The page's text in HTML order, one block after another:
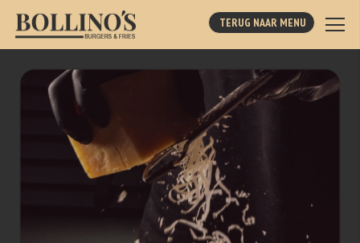
TERUG NAAR MENU